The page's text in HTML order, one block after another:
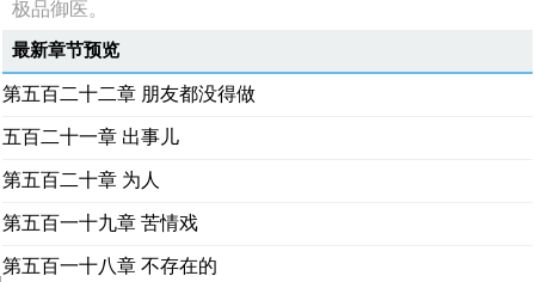
极品御医。
最新章节预览
第五百二十二章 朋友都没得做
五百二十一章 出事儿
第五百二十章 为人
第五百一十九章 苦情戏
第五百一十八章 不存在的